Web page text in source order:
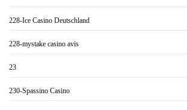
228-Ice Casino Deutschland
228-mystake casino avis
23
230-Spassino Casino